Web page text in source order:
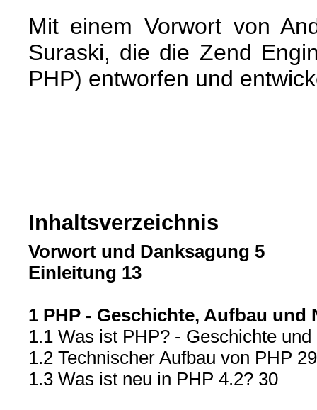
Mit einem Vorwort von
Suraski, die die Zend
PHP) entworfen und
Inhaltsverzeichnis
Vorwort und Danksagung 5
Einleitung 13
1 PHP - Geschichte, Aufbau und
1.1 Was ist PHP? - Geschichte
1.2 Technischer Aufbau von PHP 29
1.3 Was ist neu in PHP 4.2? 30